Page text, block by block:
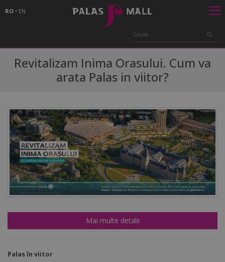
RO • EN
Revitalizam Inima Orasului. Cum va
arata Palas in viitor?
Mai multe detalii
Palas în viitor